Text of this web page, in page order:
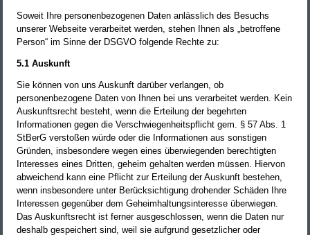
Soweit Ihre personenbezogenen Daten anlässlich des Besuchs
unserer Webseite verarbeitet werden, stehen Ihnen als „betroffene
Person“ im Sinne der DSGVO folgende Rechte zu:
5.1 Auskunft
Sie können von uns Auskunft darüber verlangen, ob
personenbezogene Daten von Ihnen bei uns verarbeitet werden. Kein
Auskunftsrecht besteht, wenn die Erteilung der begehrten
Informationen gegen die Verschwiegenheitspflicht gem. § 57 Abs. 1
StBerG verstoßen würde oder die Informationen aus sonstigen
Gründen, insbesondere wegen eines überwiegenden berechtigten
Interesses eines Dritten, geheim gehalten werden müssen. Hiervon
abweichend kann eine Pflicht zur Erteilung der Auskunft bestehen,
wenn insbesondere unter Berücksichtigung drohender Schäden Ihre
Interessen gegenüber dem Geheimhaltungsinteresse überwiegen.
Das Auskunftsrecht ist ferner ausgeschlossen, wenn die Daten nur
deshalb gespeichert sind, weil sie aufgrund gesetzlicher oder